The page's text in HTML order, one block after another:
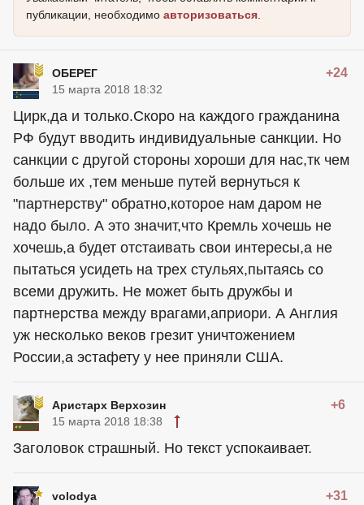
публикации, необходимо авторизоваться
ОБЕРЕГ +24
15 марта 2018 18:32
Цирк,да и только.Скоро на каждого гражданина
РФ будут вводить индивидуальные санкции. Но
санкции с другой стороны хороши для нас,тк чем
больше их ,тем меньше путей вернуться к
"партнерству" обратно,которое нам даром не
надо было. А это значит,что Кремль хочешь не
хочешь,а будет отстаивать свои интересы,а не
пытаться усидеть на трех стульях,пытаясь со
всеми дружить. Не может быть дружбы и
партнерства между врагами,априори. А Англия
уж несколько веков грезит уничтожением
России,а эстафету у нее приняли США.
Аристарх Верхозин +6
15 марта 2018 18:38
Заголовок страшный. Но текст успокаивает.
volodya +31